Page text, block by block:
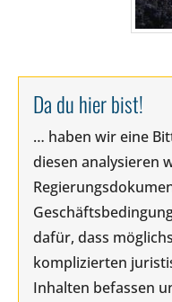
Da du hier bist!
… haben wir eine
diesen analysieren
dafür, dass
komplizierten
Inhalten befassen